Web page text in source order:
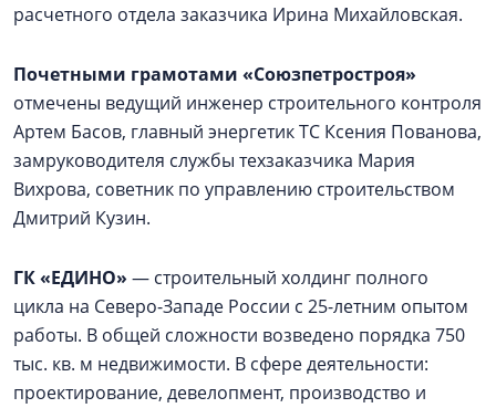
расчетного отдела заказчика Ирина Михайловская.
Почетными грамотами «Союзпетростроя»
отмечены ведущий инженер строительного контроля
Артем Басов, главный энергетик ТС Ксения Пованова,
замруководителя службы техзаказчика Мария
Вихрова, советник по управлению строительством
Дмитрий Кузин.
ГК «ЕДИНО» — строительный холдинг полного
цикла на Северо-Западе России с 25-летним опытом
работы. В общей сложности возведено порядка 750
тыс. кв. м недвижимости. В сфере деятельности:
проектирование, девелопмент, производство и